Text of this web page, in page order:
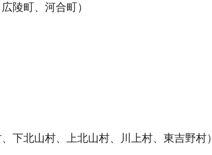
陵町、河合町）
下北山村、上北山村、川上村、東吉野村）